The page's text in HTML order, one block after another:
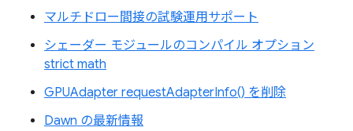
マルチドロー間接の試験運用サポート
シェーダー モジュールのコンパイル オプション
strict math
GPUAdapter requestAdapterInfo() を削除
Dawn の最新情報